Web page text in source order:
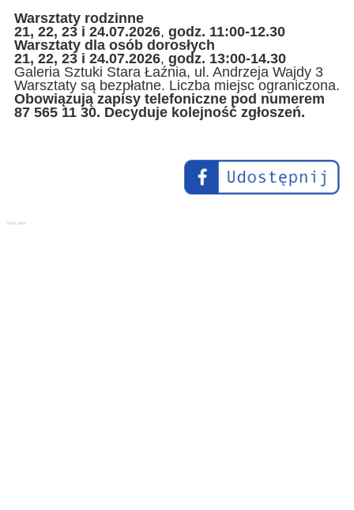
Warsztaty rodzinne
21, 22, 23 i 24.07.2026, godz. 11:00-12.30
Warsztaty dla osób dorosłych
21, 22, 23 i 24.07.2026, godz. 13:00-14.30
Galeria Sztuki Stara Łaźnia, ul. Andrzeja Wajdy 3
Warsztaty są bezpłatne. Liczba miejsc ograniczona.
Obowiązują zapisy telefoniczne pod numerem
87 565 11 30. Decyduje kolejność zgłoszeń.